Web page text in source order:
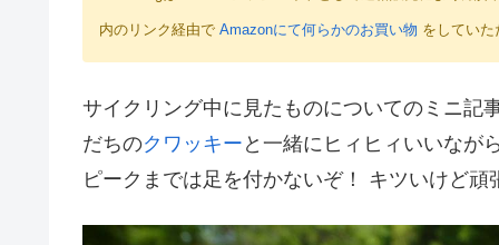
内のリンク経由で Amazonにて何らかのお買い物 をしてい
サイクリング中に見たものについてのミニ記
だちのクワッキー と一緒にヒィヒィいいなが
ピークまでは足を付かないぞ！ キツいけど頑